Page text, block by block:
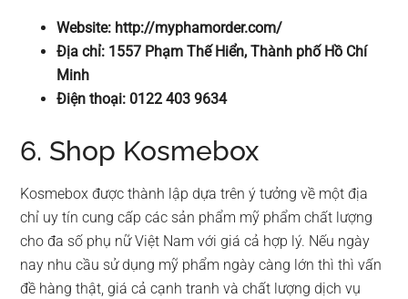
Website: http://myphamorder.com/
Địa chỉ: 1557 Phạm Thế Hiển, Thành phố Hồ Chí
Minh
Điện thoại: 0122 403 9634
6. Shop Kosmebox
Kosmebox được thành lập dựa trên ý tưởng về một địa
chỉ uy tín cung cấp các sản phẩm mỹ phẩm chất lượng
cho đa số phụ nữ Việt Nam với giá cả hợp lý. Nếu ngày
nay nhu cầu sử dụng mỹ phẩm ngày càng lớn thì thì vấn
đề hàng thật, giá cả cạnh tranh và chất lượng dịch vụ